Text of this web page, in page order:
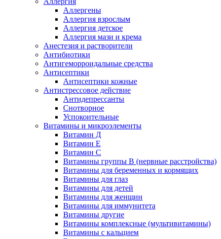
Аллергены
Аллергия взрослым
Аллергия детское
Аллергия мази и крема
Анестезия и растворители
Антибиотики
Антигеморроидальные средства
Антисептики
Антисептики кожные
Антистрессовое действие
Антидепрессанты
Снотворное
Успокоительные
Витамины и микроэлементы
Витамин Д
Витамин Е
Витамин С
Витамины группы В (нервные расстройства)
Витамины для беременных и кормящих
Витамины для глаз
Витамины для детей
Витамины для женщин
Витамины для иммунитета
Витамины другие
Витамины комплексные (мультивитамины)
Витамины с кальцием